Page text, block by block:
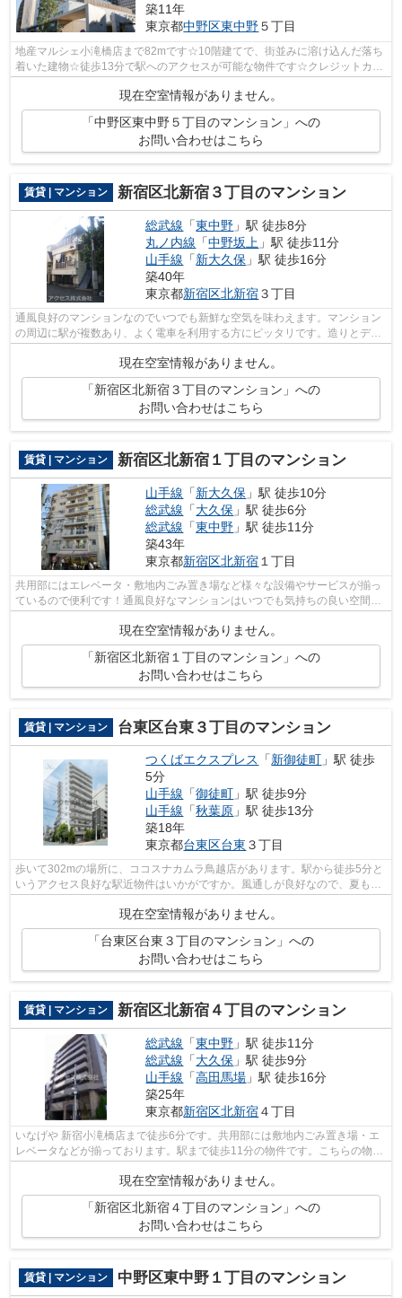
築11年
東京都中野区東中野５丁目
地産マルシェ小滝橋店まで82mです☆10階建てで、街並みに溶け込んだ落ち
着いた建物☆徒歩13分で駅へのアクセスが可能な物件です☆クレジットカー
ドで初期費用をお支払いいただける物件で...
現在空室情報がありません。
「中野区東中野５丁目のマンション」への
お問い合わせはこちら
賃貸 | マンション 新宿区北新宿３丁目のマンション
総武線 「東中野 」駅 徒歩8分
丸ノ内線 「中野坂上 」駅 徒歩11分
山手線 「新大久保 」駅 徒歩16分
築40年
東京都新宿区北新宿３丁目
通風良好のマンションなのでいつでも新鮮な空気を味わえます。マンション
の周辺に駅が複数あり、よく電車を利用する方にピッタリです。造りとデザ
現在空室情報がありません。
「新宿区北新宿３丁目のマンション」への
お問い合わせはこちら
賃貸 | マンション 新宿区北新宿１丁目のマンション
山手線 「新大久保 」駅 徒歩10分
総武線 「大久保 」駅 徒歩6分
総武線 「東中野 」駅 徒歩11分
築43年
東京都新宿区北新宿 １丁目
共用部にはエレベータ・敷地内ごみ置き場など様々な設備やサービスが揃っ
ているので便利です！通風良好なマンションはいつでも気持ちの良い空間で
現在空室情報がありません。
「新宿区北新宿１丁目のマンション」への
お問い合わせはこちら
賃貸 | マンション 台東区台東３丁目のマンション
つくばエクスプレス 「新御徒町 」駅 徒歩
5分
山手線 「御徒町 」駅 徒歩9分
山手線 「秋葉原 」駅 徒歩13分
築18年
東京都台東区台東 ３丁目
歩いて302mの場所に、ココスナカムラ鳥越店があります。駅から徒歩5分と
いうアクセス良好な駅近物件はいかがですか。風通しが良好なので、夏も涼
しい風がはいってきます。地上12階建て...
現在空室情報がありません。
「台東区台東３丁目のマンション」への
お問い合わせはこちら
賃貸 | マンション 新宿区北新宿４丁目のマンション
総武線 「東中野 」駅 徒歩11分
総武線 「大久保 」駅 徒歩9分
山手線 「高田馬場 」駅 徒歩16分
築25年
東京都新宿区北新宿４丁目
いなげや 新宿小滝橋店まで徒歩6分です。共用部には敷地内ごみ置き場・エ
レベータなどが揃っております。駅まで徒歩11分の物件です。こちらの物件
現在空室情報がありません。
「新宿区北新宿４丁目のマンション」への
お問い合わせはこちら
賃貸 | マンション 中野区東中野１丁目のマンション